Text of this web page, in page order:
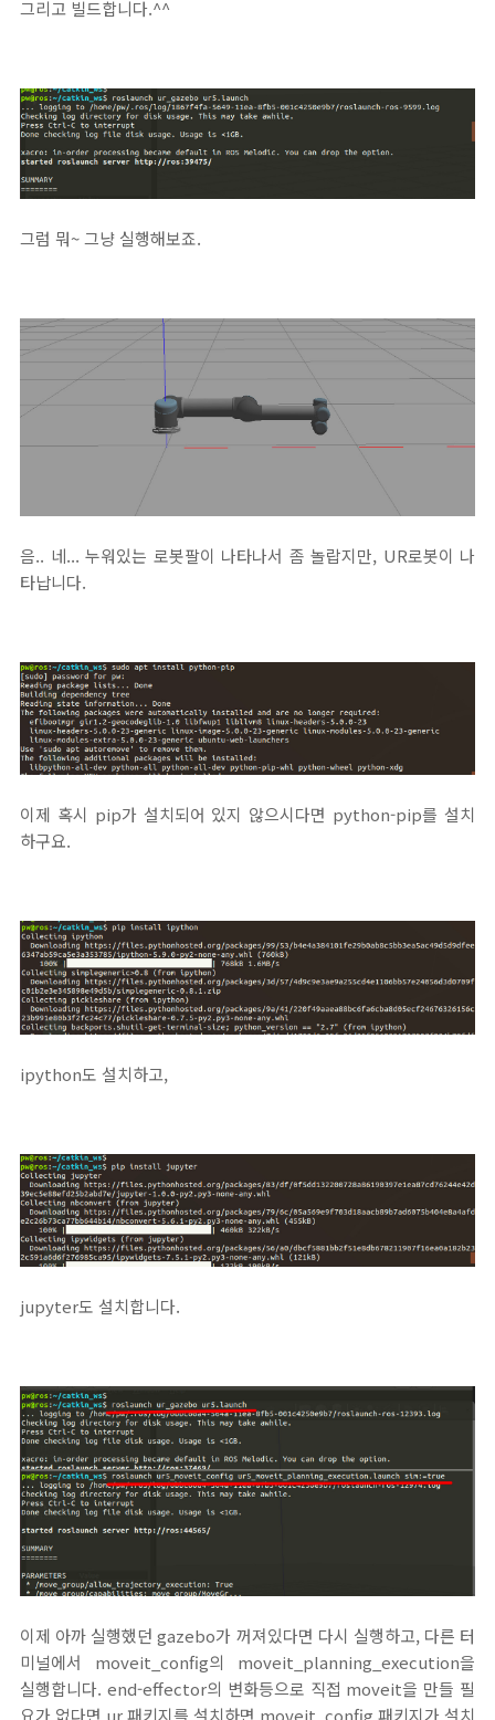
그리고 빌드합니다.^^
그럼 뭐~ 그냥 실행해보죠.
음.. 네... 누워있는 로봇팔이 나타나서 좀 놀랍지만, UR로봇이 나
타납니다.
이제 혹시 pip가 설치되어 있지 않으시다면 python-pip를 설치
하구요.
ipython도 설치하고,
jupyter도 설치합니다.
이제 아까 실행했던 gazebo가 꺼져있다면 다시 실행하고, 다른 터
미널에서 moveit_config의 moveit_planning_execution을
실행합니다. end-effector의 변화등으로 직접 moveit을 만들 필
요가 없다면 ur 패키지를 설치하면 moveit_config 패키지가 설치